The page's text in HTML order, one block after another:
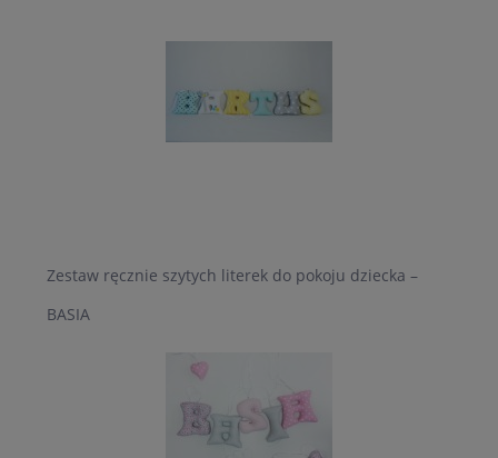
Zestaw ręcznie szytych literek do pokoju dziecka –
BASIA